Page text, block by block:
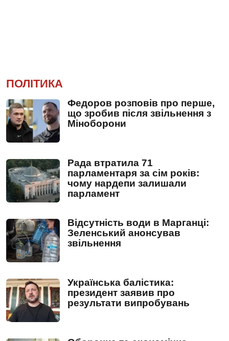
ПОЛІТИКА
Федоров розповів про перше,
що зробив після звільнення з
Міноборони
Рада втратила 71
парламентаря за сім років:
чому нардепи залишали
парламент
Відсутність води в Марганці:
Зеленський анонсував
звільнення
Українська балістика:
президент заявив про
результати випробувань